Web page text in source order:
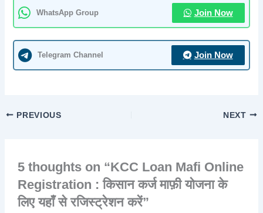
WhatsApp Group Join Now
Telegram Channel Join Now
PREVIOUS NEXT
5 thoughts on “KCC Loan Mafi Online
Registration : किसान कर्ज माफ़ी योजना के
लिए यहाँ से रजिस्ट्रेशन करें”